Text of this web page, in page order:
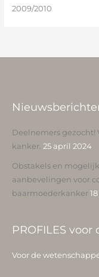
2009/2010
Deelnemers gezocht!
kanker. 25 april 2024
Obstakels en
aanbevelingen voor
baarmoederkanker
PROFILES
Voor de